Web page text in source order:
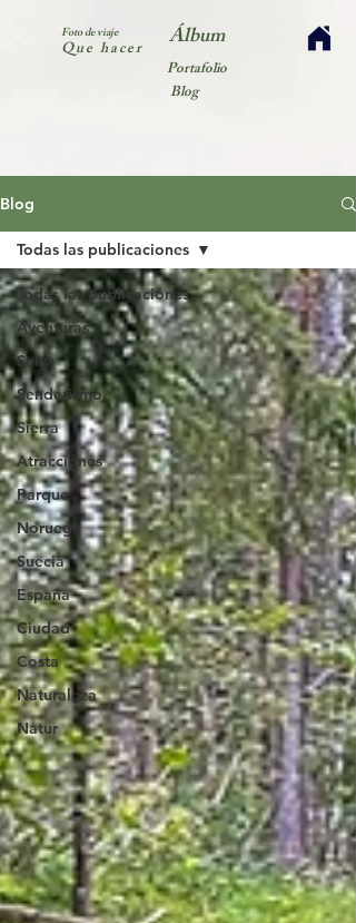
Foto de viaje
Que hacer Álbum
Portafolio
Blog
Blog
Todas las publicaciones
Aventuras
Selva
Senderismo
Sierra
Atracciónes
Parque
Noruega
Suecia
España
Ciudad
Costa
Naturaleza
Natur
Todas las publicaciones